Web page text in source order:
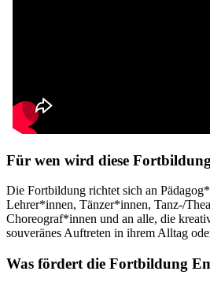
Für wen wird diese
Die Fortbildung richtet sich an
Lehrer*innen, Tänzer*innen, Tanz-/
Choreograf*innen und an alle, die
souveränes Auftreten in ihrem Alltag
Was fördert die Fortbildung